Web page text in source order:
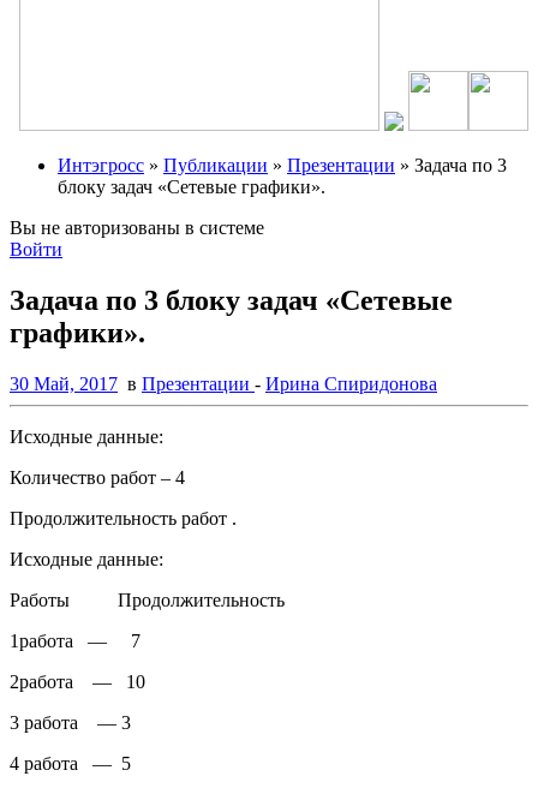
Интэгросс » Публикации » Презентации » Задача по 3
блоку задач «Сетевые графики».
Вы не авторизованы в системе
Войти
Задача по 3 блоку задач «Сетевые
графики».
30 Май, 2017 в Презентации - Ирина Спиридонова
Исходные данные:
Количество работ – 4
Продолжительность работ .
Исходные данные:
Работы Продолжительность
1работа — 7
2работа — 10
3 работа — 3
4 работа — 5